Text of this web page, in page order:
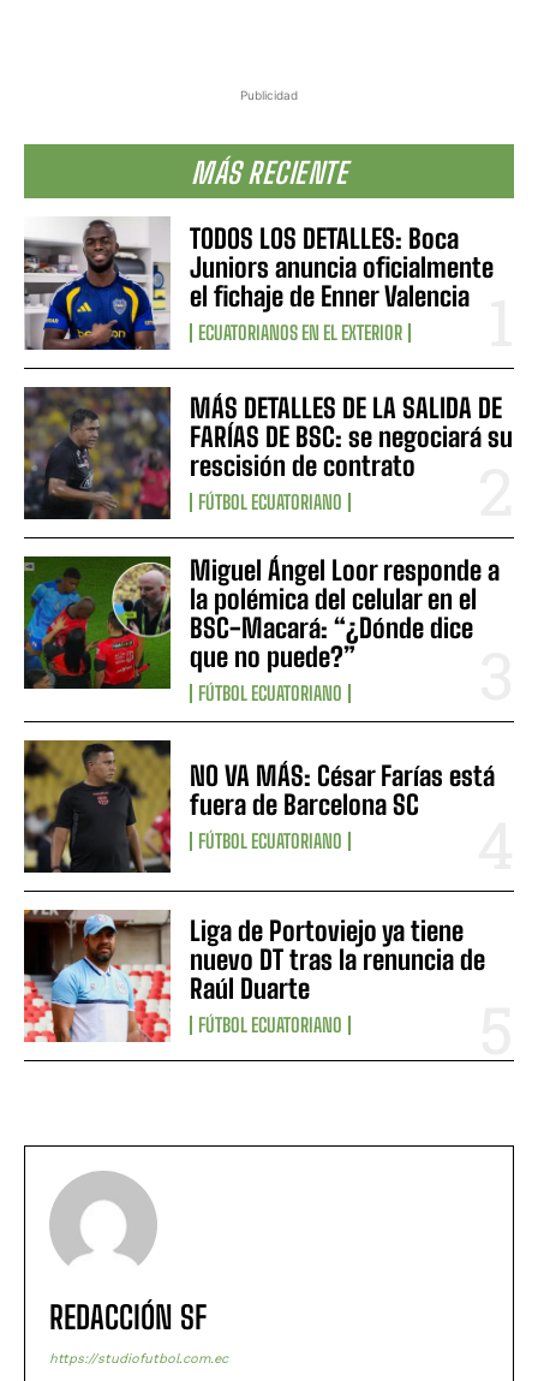
Publicidad
MÁS RECIENTE
TODOS LOS DETALLES: Boca
Juniors anuncia oficialmente
el fichaje de Enner Valencia
ECUATORIANOS EN EL EXTERIOR
MÁS DETALLES DE LA SALIDA DE
FARÍAS DE BSC: se negociará su
rescisión de contrato
FÚTBOL ECUATORIANO
Miguel Ángel Loor responde a
la polémica del celular en el
BSC-Macará: “¿Dónde dice
que no puede?”
FÚTBOL ECUATORIANO
NO VA MÁS: César Farías está
fuera de Barcelona SC
FÚTBOL ECUATORIANO
Liga de Portoviejo ya tiene
nuevo DT tras la renuncia de
Raúl Duarte
FÚTBOL ECUATORIANO
REDACCIÓN SF
https://studiofutbol.com.ec